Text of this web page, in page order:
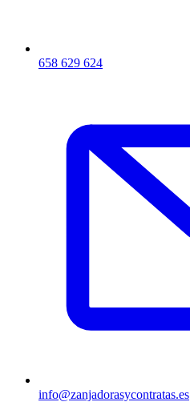
658 629 624
info@zanjadorasycontratas.es